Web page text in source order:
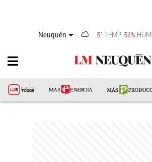
Neuquén 5°TEMP 56% HUM